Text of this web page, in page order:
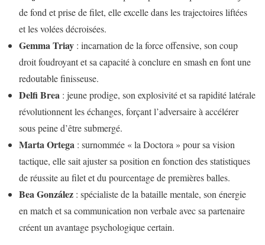
de fond et prise de filet, elle excelle dans les trajectoires liftées
et les volées décroisées.
Gemma Triay : incarnation de la force offensive, son coup
droit foudroyant et sa capacité à conclure en smash en font une
redoutable finisseuse.
Delfi Brea : jeune prodige, son explosivité et sa rapidité latérale
révolutionnent les échanges, forçant l’adversaire à accélérer
sous peine d’être submergé.
Marta Ortega : surnommée « la Doctora » pour sa vision
tactique, elle sait ajuster sa position en fonction des statistiques
de réussite au filet et du pourcentage de premières balles.
Bea González : spécialiste de la bataille mentale, son énergie
en match et sa communication non verbale avec sa partenaire
créent un avantage psychologique certain.